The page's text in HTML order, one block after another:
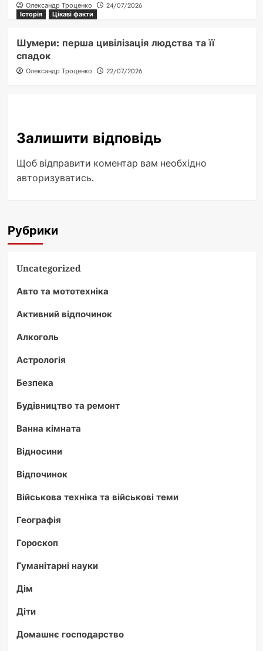
Олександр Троценко
24/07/2026
Історія
Цікаві факти
Шумери: перша цивілізація людства та її
спадок
Олександр Троценко 22/07/2026
Залишити відповідь
Щоб відправити коментар вам необхідно
авторизуватись.
Рубрики
Uncategorized
Авто та мототехніка
Активний відпочинок
Алкоголь
Астрологія
Безпека
Будівництво та ремонт
Ванна кімната
Відносини
Відпочинок
Військова техніка та військові теми
Географія
Гороскоп
Гуманітарні науки
Дім
Діти
Домашнє господарство